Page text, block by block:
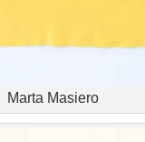
Marta Masiero